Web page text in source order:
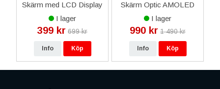
Skärm med LCD Display
Glas - Vit
I lager
399 kr 699 kr
Info Köp
Skärm Optic AMOLED
Display Glas - Svart
I lager
990 kr 1 490 kr
Info Köp